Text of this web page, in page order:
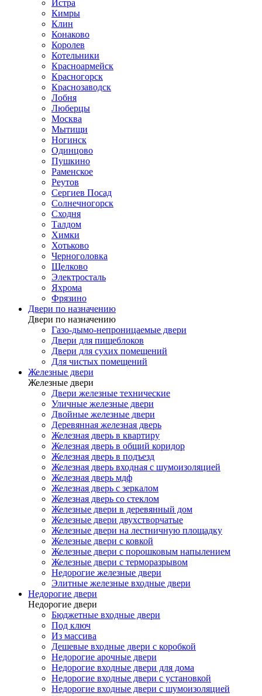
Истра
Кимры
Клин
Конаково
Королев
Котельники
Красноармейск
Красногорск
Краснозаводск
Лобня
Люберцы
Москва
Мытищи
Ногинск
Одинцово
Пушкино
Раменское
Реутов
Сергиев Посад
Солнечногорск
Сходня
Талдом
Химки
Хотьково
Черноголовка
Щелково
Электросталь
Яхрома
Фрязино
Двери по назначению
Двери по назначению
Газо-дымо-непроницаемые двери
Двери для пищеблоков
Двери для сухих помещений
Для чистых помещений
Железные двери
Железные двери
Двери железные технические
Уличные железные двери
Двойные железные двери
Деревянная железная дверь
Железная дверь в квартиру
Железная дверь в общий коридор
Железная дверь в подъезд
Железная дверь входная с шумоизоляцией
Железная дверь мдф
Железная дверь с зеркалом
Железная дверь со стеклом
Железные двери в деревянный дом
Железные двери двухстворчатые
Железные двери на лестничную площадку
Железные двери с ковкой
Железные двери с порошковым напылением
Железные двери с терморазрывом
Недорогие железные двери
Элитные железные входные двери
Недорогие двери
Недорогие двери
Бюджетные входные двери
Под ключ
Из массива
Дешевые входные двери с коробкой
Недорогие арочные двери
Недорогие входные двери для дома
Недорогие входные двери с установкой
Недорогие входные двери с шумоизоляцией